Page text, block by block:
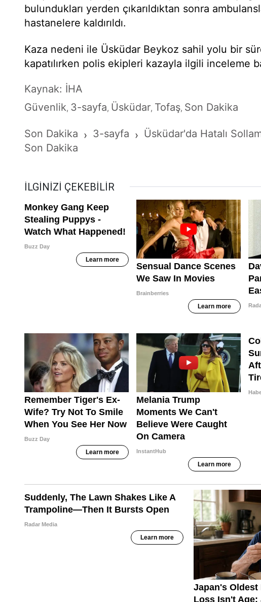
bulundukları yerden çıkarıldıktan sonra
hastanelere kaldırıldı.
Kaza nedeni ile Üsküdar Beykoz sahil yolu bir
kapatılırken polis ekipleri kazayla ilgili inceleme
Kaynak: İHA
Güvenlik, 3-sayfa, Üsküdar, Tofaş, Son Dakika
Son Dakika › 3-sayfa › Üsküdar'da Hatalı
Son Dakika